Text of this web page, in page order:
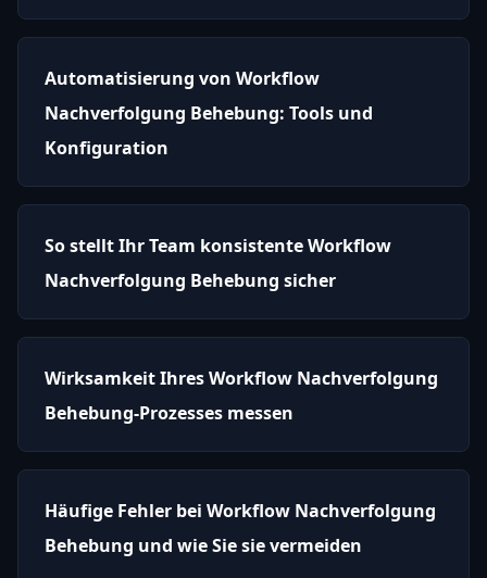
Automatisierung von Workflow
Nachverfolgung Behebung: Tools und
Konfiguration
So stellt Ihr Team konsistente Workflow
Nachverfolgung Behebung sicher
Wirksamkeit Ihres Workflow Nachverfolgung
Behebung-Prozesses messen
Häufige Fehler bei Workflow Nachverfolgung
Behebung und wie Sie sie vermeiden